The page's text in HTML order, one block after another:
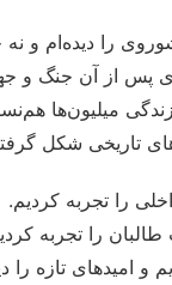
را دیده‌ام و نه
پس از آن جنگ و
میلیون‌ها
تاریخی شکل
را تجربه کردیم.
را تجربه
امیدهای تازه را